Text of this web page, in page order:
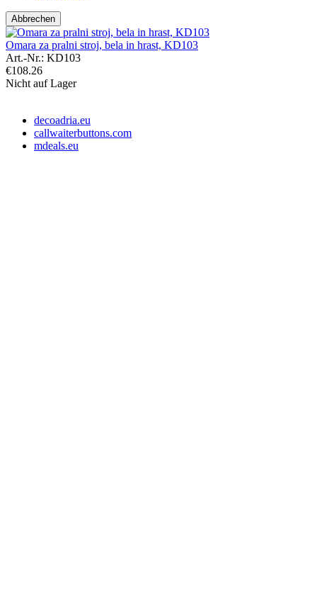
Abbrechen
Omara za pralni stroj, bela in hrast, KD103
Art.-Nr.: KD103
€108.26
Nicht auf Lager
decoadria.eu
callwaiterbuttons.com
mdeals.eu